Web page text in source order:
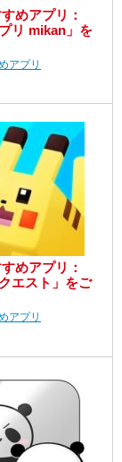
めアプリ：
リ mikan」を
アプリ
めアプリ：
エスト」をご
アプリ